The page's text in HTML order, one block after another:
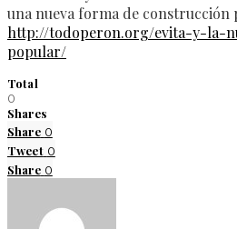
una nueva forma de construcción
http://todoperon.org/evita-y-la-
popular/
Total
0
Shares
Share 0
Tweet 0
Share 0